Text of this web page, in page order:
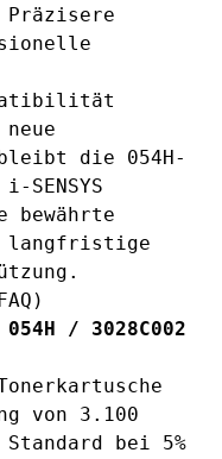
Präzisere
die 054H-
bewährte
langfristige
/ 3028C002
von 3.100
bei 5%